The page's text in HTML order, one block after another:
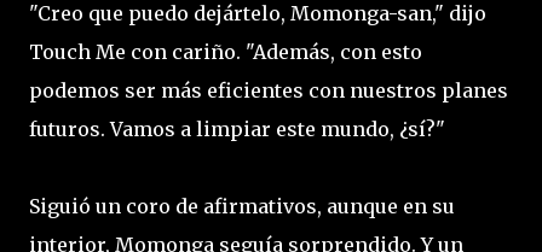
"Creo que puedo dejártelo, Momonga-san," dijo
Touch Me con cariño. "Además, con esto
podemos ser más eficientes con nuestros planes
futuros. Vamos a limpiar este mundo, ¿sí?"
Siguió un coro de afirmativos, aunque en su
interior, Momonga seguía sorprendido. Y un